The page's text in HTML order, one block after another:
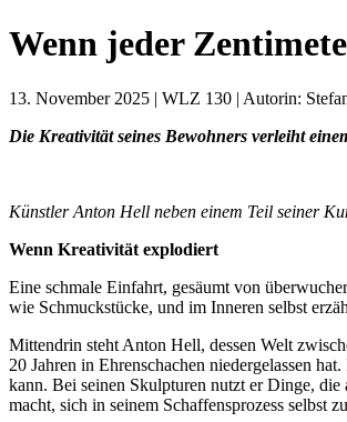
Wenn jeder
13. November 2025 | WLZ 130 | Autorin:
Die Kreativität seines Bewohners verleiht
Künstler Anton Hell neben einem Teil seiner
Wenn Kreativität explodiert
Eine schmale Einfahrt, gesäumt von
wie Schmuckstücke, und im Inneren selbst
Mittendrin steht Anton Hell, dessen Welt
20 Jahren in Ehrenschachen niedergelassen
kann. Bei seinen Skulpturen nutzt er Dinge, die
macht, sich in seinem Schaffensprozess selbst